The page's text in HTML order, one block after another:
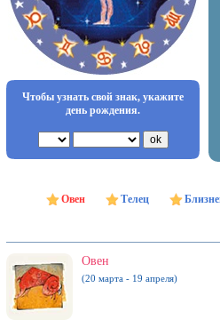
Чтобы узнать свой знак, укажите
день рождения.
Овен Телец
Овен
(20 марта - 19 апреля)